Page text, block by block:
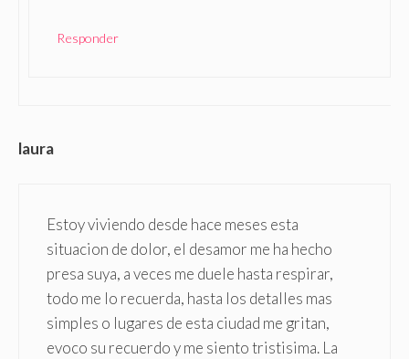
Responder
laura
Estoy viviendo desde hace meses esta
situacion de dolor, el desamor me ha hecho
presa suya, a veces me duele hasta respirar,
todo me lo recuerda, hasta los detalles mas
simples o lugares de esta ciudad me gritan,
evoco su recuerdo y me siento tristisima. La